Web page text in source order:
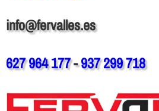
info@fervalles.es
627 964 177-937 299 718